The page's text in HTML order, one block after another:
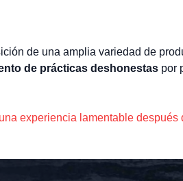
de una amplia variedad de
de prácticas deshonestas por
experiencia lamentable